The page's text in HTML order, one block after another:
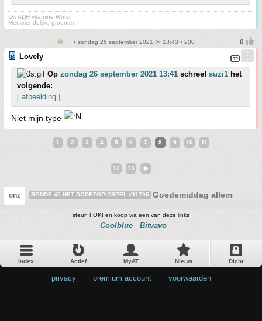
Uw ADH vitamine Worst
Met vriendelijke groenten
• zondag 26 september 2021 @ 13:43 • 200
Lovely
Op zondag 26 september 2021 13:41 schreef suzi1 het
volgende:
[ afbeelding ]
Niet mijn type
1 2 3 4 5 6 7 8 9 10 11
12 13
onz RONDE 45 HET DODETOPICSPEL #11705 Goedemiddag allemaal :W
steun FOK! en koop via een van deze links
Coolblue Bitvavo
Index Actief MyAT Nieuw Dicht
privacy premium account voorwaarden